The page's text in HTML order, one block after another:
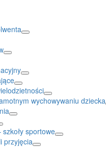
wychowywaniu dziecka
sportowe
przyjęcia